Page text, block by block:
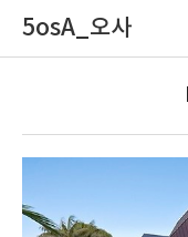
5osA_오사